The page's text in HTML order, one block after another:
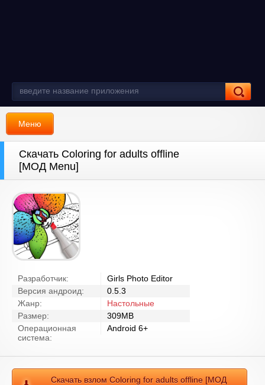
Меню
Скачать Coloring for adults offline
[МОД Menu]
Разработчик:
Girls Photo Editor
Версия андроид:
0.5.3
Жанр:
Настольные
Размер:
309MB
Операционная
система:
Android 6+
Скачать взлом Coloring for adults offline [МОД